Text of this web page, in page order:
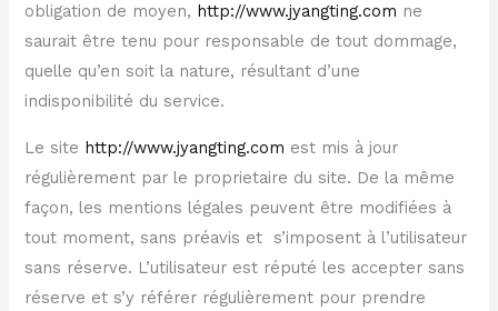
obligation de moyen, http://www.jyangting.com ne
saurait être tenu pour responsable de tout dommage,
quelle qu’en soit la nature, résultant d’une
indisponibilité du service.
Le site http://www.jyangting.com est mis à jour
régulièrement par le proprietaire du site. De la même
façon, les mentions légales peuvent être modifiées à
tout moment, sans préavis et s’imposent à l’utilisateur
sans réserve. L’utilisateur est réputé les accepter sans
réserve et s’y référer régulièrement pour prendre